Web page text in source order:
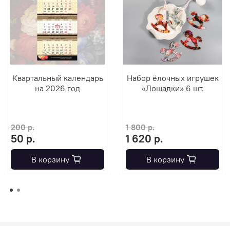
Квартальный календарь
на 2026 год
200 р.
50 р.
В корзину
Набор ёлочных игрушек
«Лошадки» 6 шт.
1 800 р.
1 620 р.
В корзину